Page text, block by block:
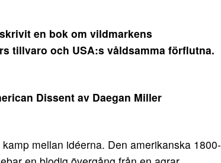
en bok om vildmarkens
tillvaro och USA:s våldsamma förflutna.
Dissent av Daegan Miller
mellan idéerna. Den amerikanska 1800-